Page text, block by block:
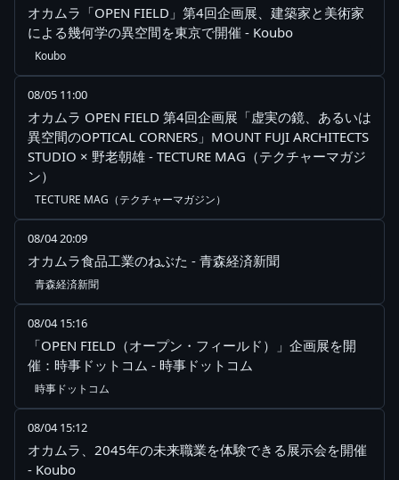
オカムラ「OPEN FIELD」第4回企画展、建築家と美術家
による幾何学の異空間を東京で開催 - Koubo
Koubo
08/05 11:00
オカムラ OPEN FIELD 第4回企画展「虚実の鏡、あるいは
異空間のOPTICAL CORNERS」MOUNT FUJI ARCHITECTS
STUDIO × 野老朝雄 - TECTURE MAG（テクチャーマガジ
ン）
TECTURE MAG（テクチャーマガジン）
08/04 20:09
オカムラ食品工業のねぶた - 青森経済新聞
青森経済新聞
08/04 15:16
「OPEN FIELD（オープン・フィールド）」企画展を開
催：時事ドットコム - 時事ドットコム
時事ドットコム
08/04 15:12
オカムラ、2045年の未来職業を体験できる展示会を開催
- Koubo